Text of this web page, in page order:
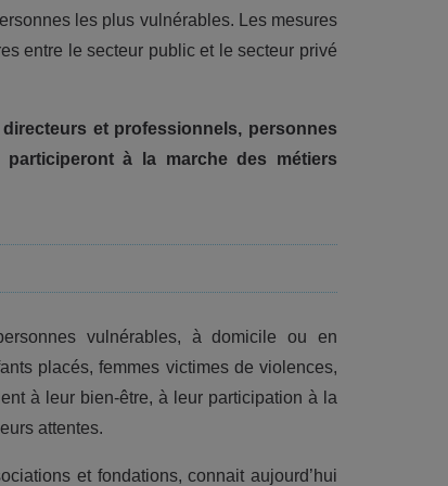
les plus vulnérables. Les mesures
entre le secteur public et le secteur privé
et professionnels, personnes
à la marche des métiers
vulnérables, à domicile ou en
placés, femmes victimes de violences,
à leur bien-être, à leur participation à la
attentes.
et fondations, connait aujourd’hui